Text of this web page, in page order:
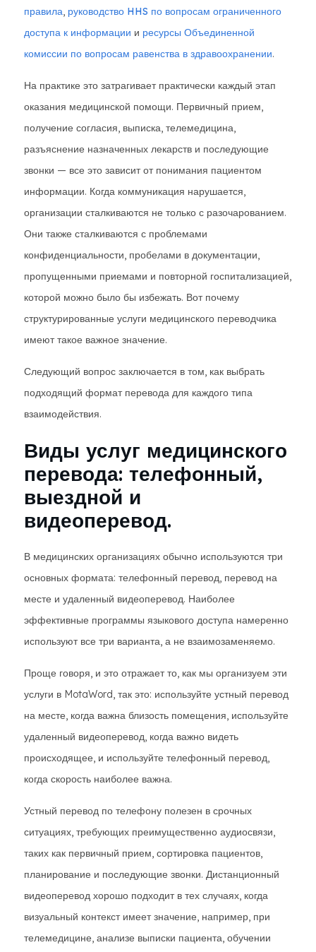
правила, руководство HHS по вопросам ограниченного
доступа к информации и ресурсы Объединенной
комиссии по вопросам равенства в здравоохранении.
На практике это затрагивает практически каждый этап
оказания медицинской помощи. Первичный прием,
получение согласия, выписка, телемедицина,
разъяснение назначенных лекарств и последующие
звонки — все это зависит от понимания пациентом
информации. Когда коммуникация нарушается,
организации сталкиваются не только с разочарованием.
Они также сталкиваются с проблемами
конфиденциальности, пробелами в документации,
пропущенными приемами и повторной госпитализацией,
которой можно было бы избежать. Вот почему
структурированные услуги медицинского переводчика
имеют такое важное значение.
Следующий вопрос заключается в том, как выбрать
подходящий формат перевода для каждого типа
взаимодействия.
Виды услуг медицинского
перевода: телефонный,
выездной и
видеоперевод.
В медицинских организациях обычно используются три
основных формата: телефонный перевод, перевод на
месте и удаленный видеоперевод. Наиболее
эффективные программы языкового доступа намеренно
используют все три варианта, а не взаимозаменяемо.
Проще говоря, и это отражает то, как мы организуем эти
услуги в MotaWord, так это: используйте устный перевод
на месте, когда важна близость помещения, используйте
удаленный видеоперевод, когда важно видеть
происходящее, и используйте телефонный перевод,
когда скорость наиболее важна.
Устный перевод по телефону полезен в срочных
ситуациях, требующих преимущественно аудиосвязи,
таких как первичный прием, сортировка пациентов,
планирование и последующие звонки. Дистанционный
видеоперевод хорошо подходит в тех случаях, когда
визуальный контекст имеет значение, например, при
телемедицине, анализе выписки пациента, обучении